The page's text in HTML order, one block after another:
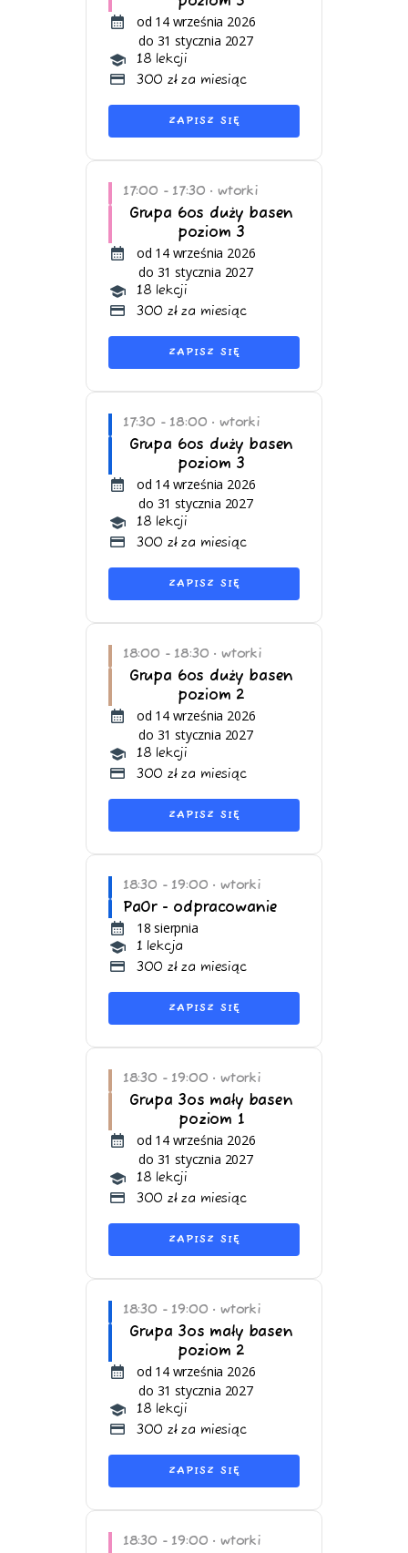
od 14 września 2026
do 31 stycznia 2027
18 lekcji
300 zł za miesiąc
ZAPISZ SIĘ
17:00 - 17:30 • wtorki
Grupa 6os duży basen
poziom 3
od 14 września 2026
do 31 stycznia 2027
18 lekcji
300 zł za miesiąc
ZAPISZ SIĘ
17:30 - 18:00 • wtorki
Grupa 6os duży basen
poziom 3
od 14 września 2026
do 31 stycznia 2027
18 lekcji
300 zł za miesiąc
ZAPISZ SIĘ
18:00 - 18:30 • wtorki
Grupa 6os duży basen
poziom 2
od 14 września 2026
do 31 stycznia 2027
18 lekcji
300 zł za miesiąc
ZAPISZ SIĘ
18:30 - 19:00 • wtorki
PaOr - odpracowanie
18 sierpnia
1 lekcja
300 zł za miesiąc
ZAPISZ SIĘ
18:30 - 19:00 • wtorki
Grupa 3os mały basen
poziom 1
od 14 września 2026
do 31 stycznia 2027
18 lekcji
300 zł za miesiąc
ZAPISZ SIĘ
18:30 - 19:00 • wtorki
Grupa 3os mały basen
poziom 2
od 14 września 2026
do 31 stycznia 2027
18 lekcji
300 zł za miesiąc
ZAPISZ SIĘ
18:30 - 19:00 • wtorki